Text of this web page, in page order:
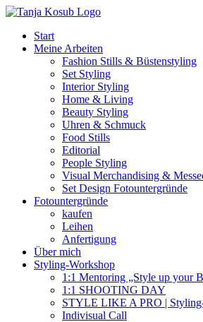
Zum
springenStart
Meine Arbeiten
Fashion Stills & Büstenstyling
Set Styling
Interior Styling
Home & Living
Beauty Styling
Uhren & Schmuck
Food Stills
Editorial
People Styling
Visual Merchandising &
Set Design Fotountergründe
Fotountergründe
kaufen
Leihen
Anfertigung
Über mich
Styling-Workshop
1:1 Mentoring „Style up your
1:1 SHOOTING DAY
STYLE LIKE A PRO |
Indivisual Call